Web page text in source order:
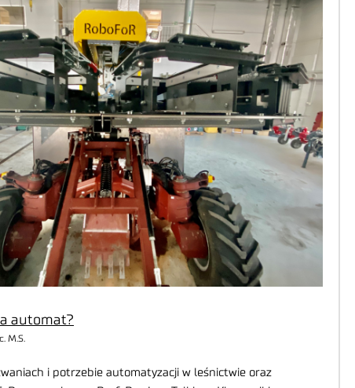
automat?
M.S.
i potrzebie automatyzacji w leśnictwie oraz